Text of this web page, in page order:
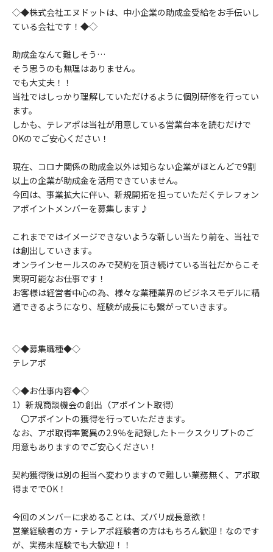
◇◆株式会社エヌドットは、中小企業の助成金受給をお手伝いし
ている会社です！◆◇
助成金なんて難しそう…
そう思うのも無理はありません。
でも大丈夫！！
当社ではしっかり理解していただけるように個別研修を行ってい
ます。
しかも、テレアポは当社が用意している営業台本を読むだけで
OKのでご安心ください！
現在、コロナ関係の助成金以外は知らない企業がほとんどで9割
以上の企業が助成金を活用できていません。
今回は、事業拡大に伴い、新規開拓を担っていただくテレフォン
アポイントメンバーを募集します♪
これまでではイメージできないような新しい当たり前を、当社で
は創出していきます。
オンラインセールスのみで契約を頂き続けている当社だからこそ
実現可能なお仕事です！
お客様は経営者中心の為、様々な業種業界のビジネスモデルに精
通できるようになり、経験が成長にも繋がっていきます。
◇◆募集職種◆◇
テレアポ
◇◆お仕事内容◆◇
1）新規商談機会の創出（アポイント取得）
〇アポイントの獲得を行っていただきます。
なお、アポ取得率驚異の2.9％を記録したトークスクリプトのご
用意もありますのでご安心ください！
契約獲得後は別の担当へ変わりますので難しい業務無く、アポ取
得まででOK！
今回のメンバーに求めることは、ズバリ成長意欲！
営業経験者の方・テレアポ経験者の方はもちろん歓迎！なのです
が、実務未経験でも大歓迎！！